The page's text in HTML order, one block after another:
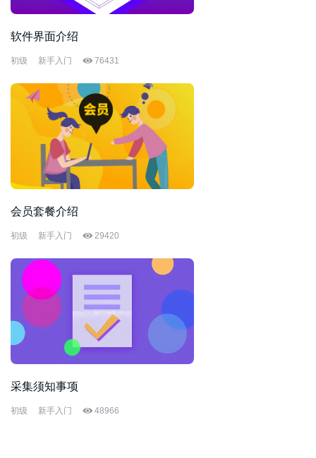
软件界面介绍
初级 新手入门 76431
会员套餐介绍
初级 新手入门 29420
采集须知事项
初级 新手入门 48966